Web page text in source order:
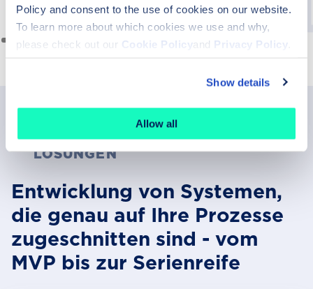
Policy and consent to the use of cookies on our website.
To learn more about which cookies we use and why,
please check out our Cookie Policyand Privacy Policy
Show details
Allow all
MASSGESCHNEIDERTE EDGE-KI-L
ÖSUNGEN
Entwicklung von Systemen,
die genau auf Ihre Prozesse
zugeschnitten sind - vom
MVP bis zur Serienreife